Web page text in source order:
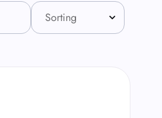
Sorting